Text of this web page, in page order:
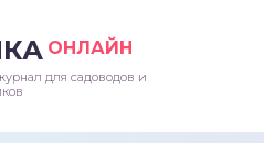
ОНЛАЙН
для садоводов и